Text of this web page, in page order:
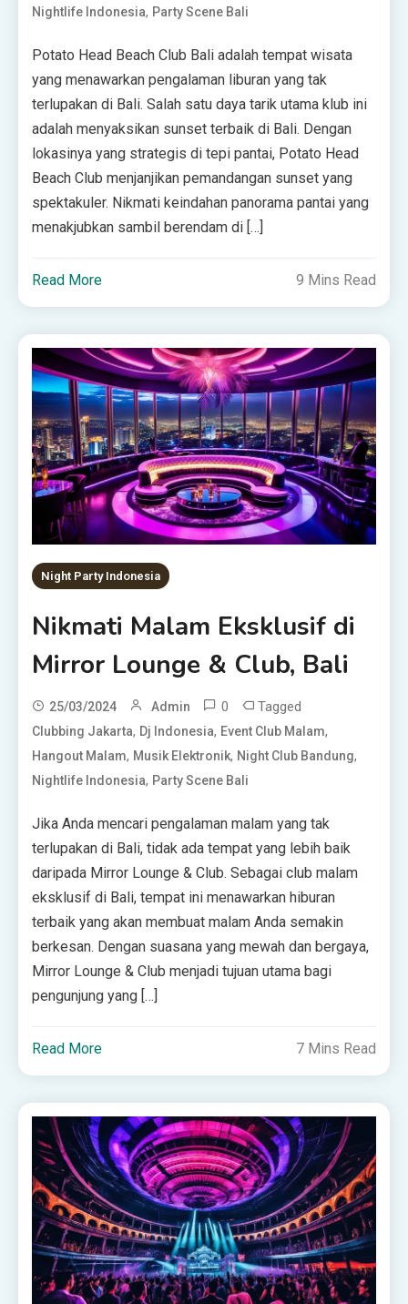
Nightlife Indonesia, Party Scene Bali
Potato Head Beach Club Bali adalah tempat wisata
yang menawarkan pengalaman liburan yang tak
terlupakan di Bali. Salah satu daya tarik utama klub ini
adalah menyaksikan sunset terbaik di Bali. Dengan
lokasinya yang strategis di tepi pantai, Potato Head
Beach Club menjanjikan pemandangan sunset yang
spektakuler. Nikmati keindahan panorama pantai yang
menakjubkan sambil berendam di […]
Read More 9 Mins Read
Night Party Indonesia
Nikmati Malam Eksklusif di
Mirror Lounge & Club, Bali
25/03/2024 Admin 0 Tagged
Clubbing Jakarta, Dj Indonesia, Event Club Malam,
Hangout Malam, Musik Elektronik, Night Club Bandung,
Nightlife Indonesia, Party Scene Bali
Jika Anda mencari pengalaman malam yang tak
terlupakan di Bali, tidak ada tempat yang lebih baik
daripada Mirror Lounge & Club. Sebagai club malam
eksklusif di Bali, tempat ini menawarkan hiburan
terbaik yang akan membuat malam Anda semakin
berkesan. Dengan suasana yang mewah dan bergaya,
Mirror Lounge & Club menjadi tujuan utama bagi
pengunjung yang […]
Read More 7 Mins Read